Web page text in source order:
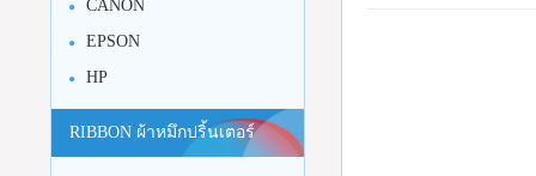
CANON
EPSON
HP
RIBBON ผ้าหมึกปริ้นเตอร์